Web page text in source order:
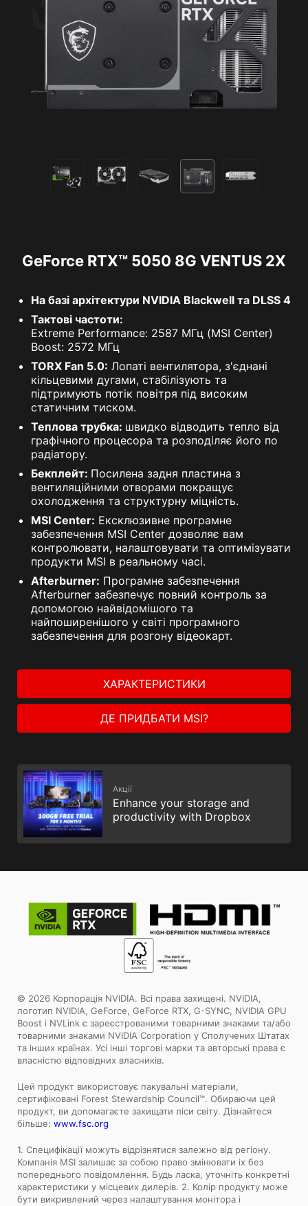
GeForce RTX™ 5050 8G VENTUS 2X
На базі архітектури NVIDIA Blackwell та DLSS 4
Тактові частоти:
Extreme Performance: 2587 МГц (MSI Center)
Boost: 2572 МГц
TORX Fan 5.0: Лопаті вентилятора, з'єднані
кільцевими дугами, стабілізують та
підтримують потік повітря під високим
статичним тиском.
Теплова трубка: швидко відводить тепло від
графічного процесора та розподіляє його по
радіатору.
Бекплейт: Посилена задня пластина з
вентиляційними отворами покращує
охолодження та структурну міцність.
MSI Center: Ексклюзивне програмне
забезпечення MSI Center дозволяє вам
контролювати, налаштовувати та оптимізувати
продукти MSI в реальному часі.
Afterburner: Програмне забезпечення
Afterburner забезпечує повний контроль за
допомогою найвідомішого та
найпоширенішого у світі програмного
забезпечення для розгону відеокарт.
ХАРАКТЕРИСТИКИ
ДЕ ПРИДБАТИ MSI?
Акції
Enhance your storage and
productivity with Dropbox
© 2026 Корпорація NVIDIA. Всі права захищені. NVIDIA,
логотип NVIDIA, GeForce, GeForce RTX, G-SYNC, NVIDIA GPU
Boost і NVLink є зареєстрованими товарними знаками та/або
товарними знаками NVIDIA Corporation у Сполучених Штатах
та інших країнах. Усі інші торгові марки та авторські права є
власністю відповідних власників.
Цей продукт використовує пакувальні матеріали,
сертифіковані Forest Stewardship Council™. Обираючи цей
продукт, ви допомагаєте захищати ліси світу. Дізнайтеся
більше: www.fsc.org
1. Специфікації можуть відрізнятися залежно від регіону.
Компанія MSI залишає за собою право змінювати іх без
попереднього повідомлення. Будь ласка, уточніть конкретні
характеристики у місцевих дилерів. 2. Колір продукту може
бути викривлений через налаштування монітора і